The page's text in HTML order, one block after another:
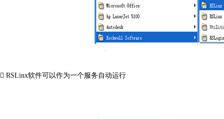
 RSLinx软件可以作为一个服务自动运行